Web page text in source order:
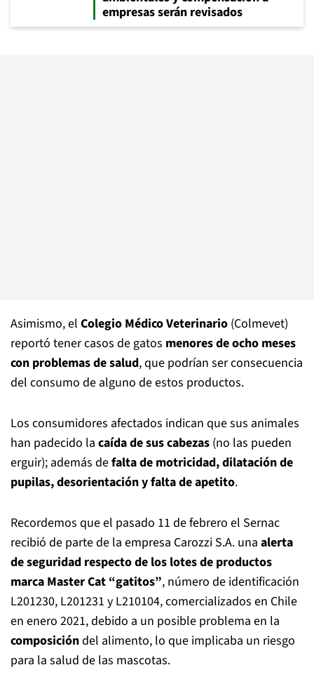
empresas serán revisados
Asimismo, el Colegio Médico Veterinario (Colmevet)
reportó tener casos de gatos menores de ocho meses
con problemas de salud, que podrían ser consecuencia
del consumo de alguno de estos productos.
Los consumidores afectados indican que sus animales
han padecido la caída de sus cabezas (no las pueden
erguir); además defalta de motricidad, dilatación de
pupilas, desorientación y falta de apetito.
Recordemos que el pasado 11 de febrero el Sernac
recibió de parte de la empresa Carozzi S.A. una alerta
de seguridad respecto de los lotes de productos
marca Master Cat “gatitos”, número de identificación
L201230, L201231 y L210104, comercializados en Chile
en enero 2021, debido a un posible problema en la
composicióndel alimento, lo que implicaba un riesgo
para la salud de las mascotas.